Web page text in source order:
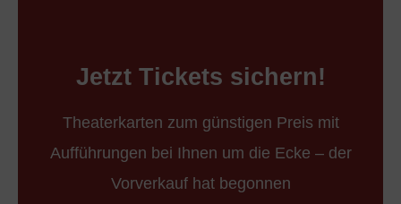
Jetzt Tickets sichern!
Theaterkarten zum günstigen Preis mit
Aufführungen bei Ihnen um die Ecke – der
Vorverkauf hat begonnen